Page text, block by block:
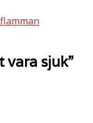
vara sjuk”